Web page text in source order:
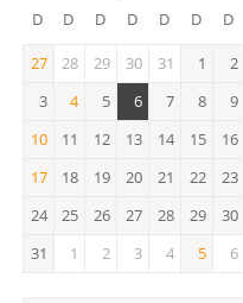
D D D D D D D
27 28 29 30 31 1
2
3
4 5 6 7 8
9
10
10
11 12 13 14 15
16
17
17
18 19 20 21 22
23
24
25 26 27 28 29
30
31
1 2 3 4 5 6